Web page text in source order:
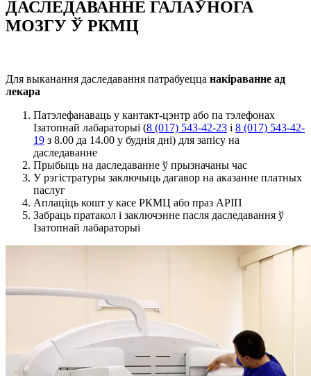
ДАСЛЕДАВАННЕ ГАЛАЎНОГА
МОЗГУ Ў РКМЦ
Для выканання даследавання патрабуецца накіраванне ад
лекара
Патэлефанаваць у кантакт-цэнтр або па тэлефонах
Ізатопнай лабараторыі (8 (017) 543-42-23 і 8 (017) 543-42-
19 з 8.00 да 14.00 у буднія дні) для запісу на
даследаванне
Прыбыць на даследаванне ў прызначаны час
У рэгістратуры заключыць дагавор на аказанне платных
паслуг
Аплаціць кошт у касе РКМЦ або праз АРІП
Забраць пратакол і заключэнне пасля даследавання ў
Ізатопнай лабараторыі